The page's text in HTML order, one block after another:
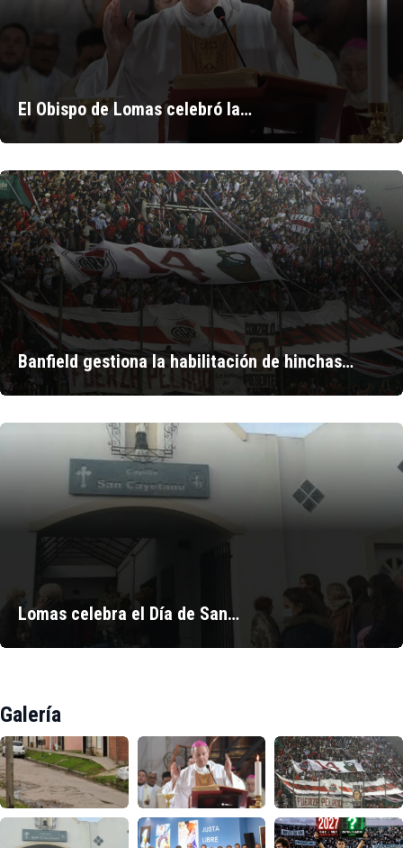
El Obispo de Lomas celebró la…
Banfield gestiona la habilitación de hinchas…
Lomas celebra el Día de San…
Galería